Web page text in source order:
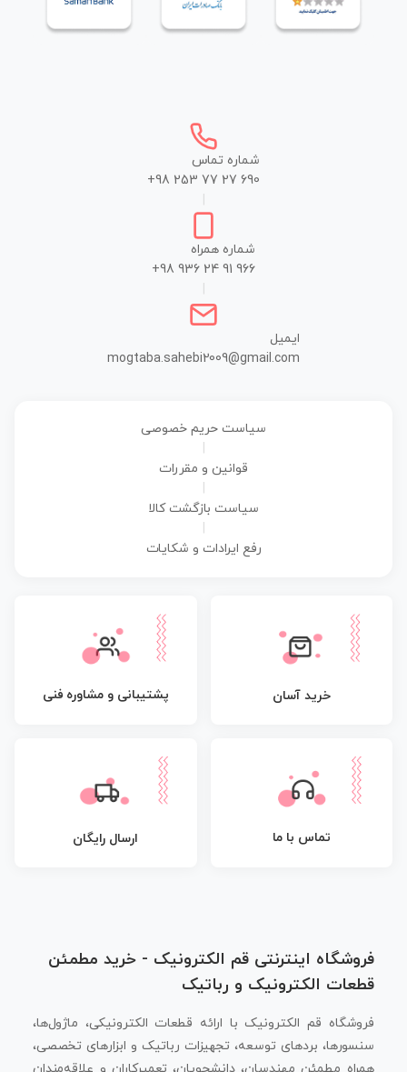
شماره تماس
+98 253 77 27 690
شماره همراه
+98 936 24 91 966
ایمیل
mogtaba.sahebi2009@gmail.com
سیاست حریم خصوصی
قوانین و مقررات
سیاست بازگشت کالا
رفع ایرادات و شکایات
خرید آسان پشتیبانی و مشاوره فنی
تماس با ما ارسال رایگان
فروشگاه اینترنتی قم الکترونیک - خرید مطمئن
قطعات الکترونیک و رباتیک
فروشگاه قم الکترونیک با ارائه قطعات الکترونیکی، ماژول‌ها،
سنسورها، بردهای توسعه، تجهیزات رباتیک و ابزارهای تخصصی،
همراه مطمئن مهندسان، دانشجویان، تعمیرکاران و علاقه‌مندان